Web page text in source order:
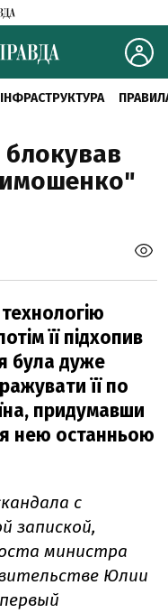
ІНФРАСТРУКТУРА
блокував
її підхопив
була дуже
її по
придумавши
нею останньою
с
запиской,
министра
Юлии